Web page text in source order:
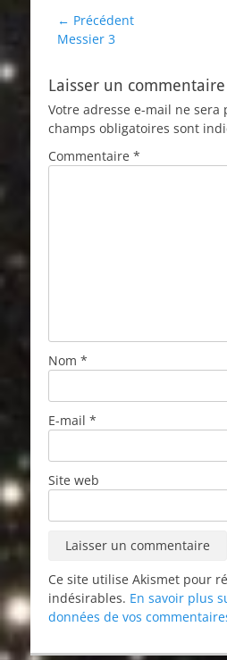
Navigation
de
← Précédent
Article
Messier 3
Laisser un commentaire
Votre adresse e-mail ne sera
champs obligatoires sont
Commentaire *
Nom *
E-mail *
Site web
Ce site utilise Akismet pour
indésirables. En savoir plus
données de vos